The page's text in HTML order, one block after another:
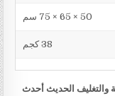
50 × 65 × 75 سم
38 كجم
والتغليف الحديث أحدث